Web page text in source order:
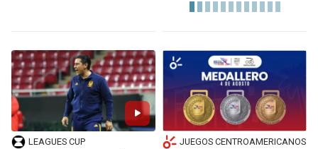
LEAGUES CUP JUEGOS CENTROAMERICANOS